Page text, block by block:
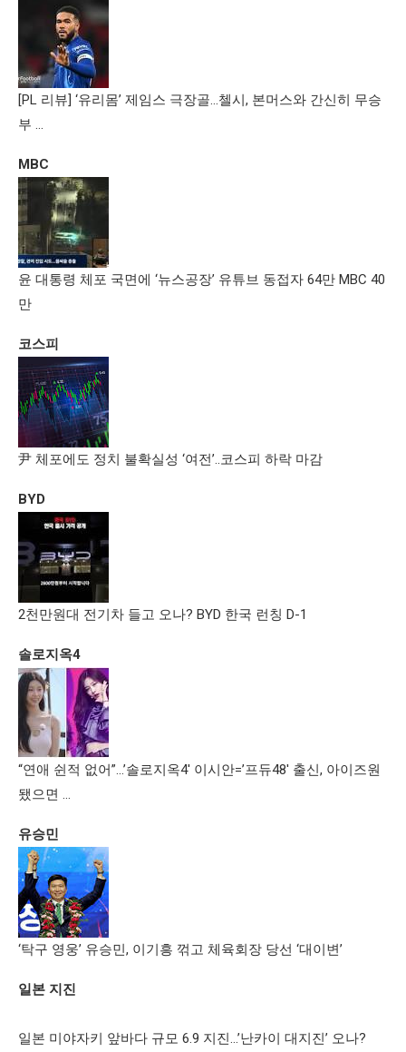
[PL 리뷰] ‘유리몸’ 제임스 극장골…첼시, 본머스와 간신히 무승
부 …
MBC
윤 대통령 체포 국면에 ‘뉴스공장’ 유튜브 동접자 64만 MBC 40
만
코스피
尹 체포에도 정치 불확실성 ‘여전’..코스피 하락 마감
BYD
2천만원대 전기차 들고 오나? BYD 한국 런칭 D-1
솔로지옥4
“연애 쉰적 없어”…’솔로지옥4′ 이시안=’프듀48′ 출신, 아이즈원
됐으면 …
유승민
‘탁구 영웅’ 유승민, 이기흥 꺾고 체육회장 당선 ‘대이변’
일본 지진
일본 미야자키 앞바다 규모 6.9 지진…’난카이 대지진’ 오나?